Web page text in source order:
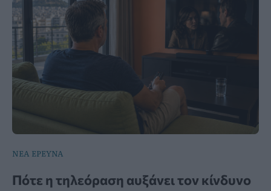
ΝΕΑ ΕΡΕΥΝΑ
Πότε η τηλεόραση αυξάνει τον κίνδυνο